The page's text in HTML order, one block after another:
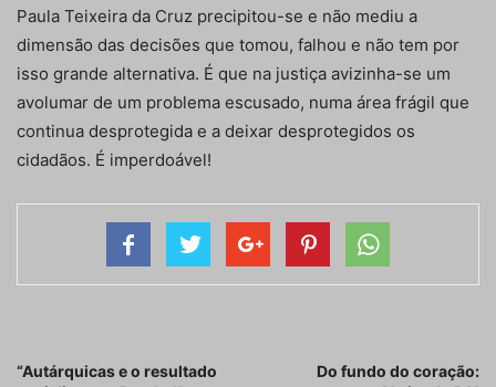
Paula Teixeira da Cruz precipitou-se e não mediu a
dimensão das decisões que tomou, falhou e não tem por
isso grande alternativa. É que na justiça avizinha-se um
avolumar de um problema escusado, numa área frágil que
continua desprotegida e a deixar desprotegidos os
cidadãos. É imperdoável!
“Autárquicas e o resultado
Do fundo do coração: